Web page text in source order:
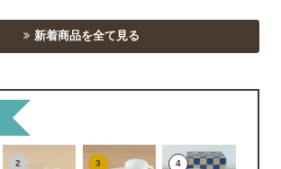
新着商品を全て見る
2 3 4